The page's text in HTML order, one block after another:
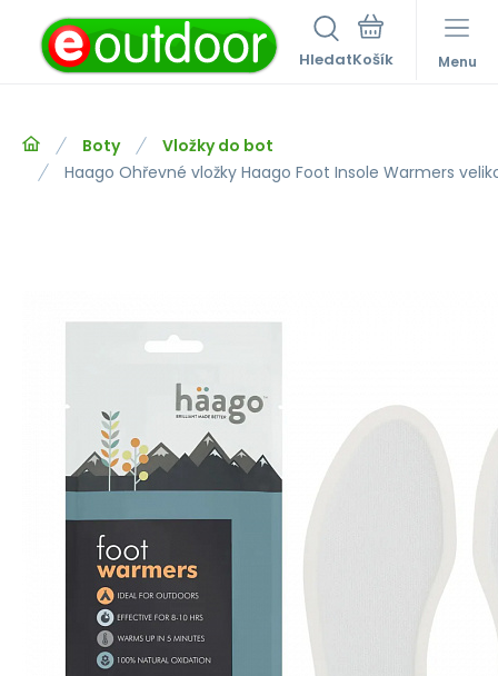
Hledat Menu
Boty
Vložky do bot
Haago Ohřevné vložky Haago Foot Insole Warmers